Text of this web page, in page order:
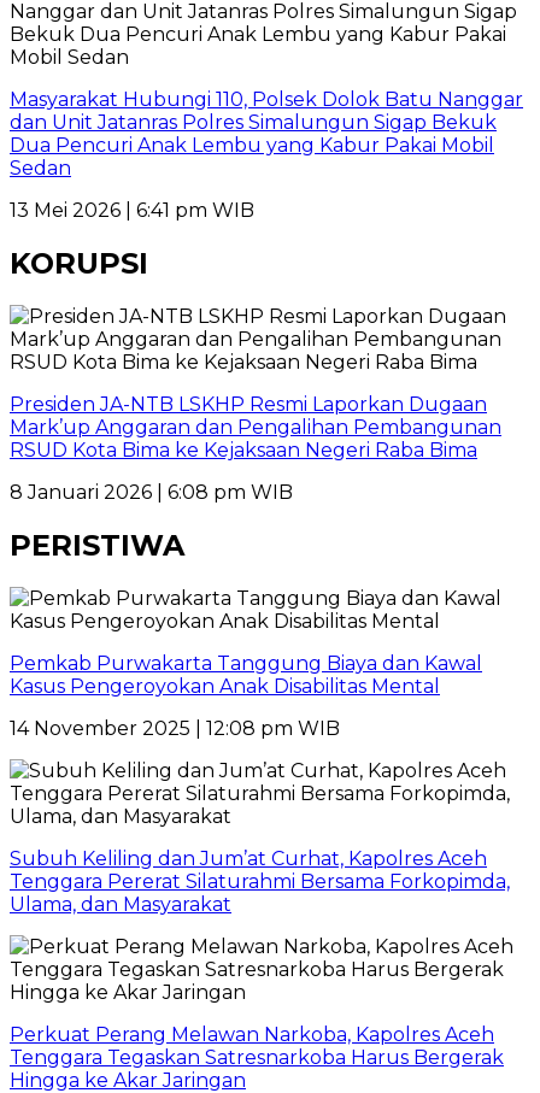
Masyarakat Hubungi 110, Polsek Dolok Batu Nanggar
dan Unit Jatanras Polres Simalungun Sigap Bekuk
Dua Pencuri Anak Lembu yang Kabur Pakai Mobil
Sedan
13 Mei 2026 | 6:41 pm WIB
KORUPSI
Presiden JA-NTB LSKHP Resmi Laporkan Dugaan
Mark’up Anggaran dan Pengalihan Pembangunan
RSUD Kota Bima ke Kejaksaan Negeri Raba Bima
8 Januari 2026 | 6:08 pm WIB
PERISTIWA
Pemkab Purwakarta Tanggung Biaya dan Kawal
Kasus Pengeroyokan Anak Disabilitas Mental
14 November 2025 | 12:08 pm WIB
Subuh Keliling dan Jum’at Curhat, Kapolres Aceh
Tenggara Pererat Silaturahmi Bersama Forkopimda,
Ulama, dan Masyarakat
Perkuat Perang Melawan Narkoba, Kapolres Aceh
Tenggara Tegaskan Satresnarkoba Harus Bergerak
Hingga ke Akar Jaringan